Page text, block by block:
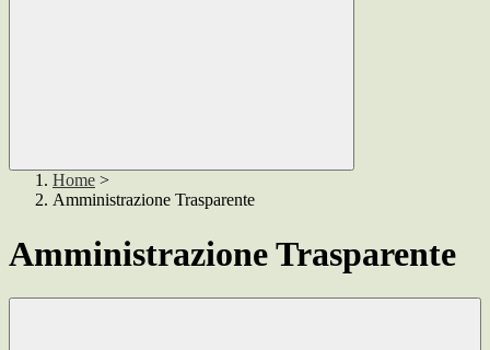
Home >
Amministrazione Trasparente
Amministrazione Trasparente